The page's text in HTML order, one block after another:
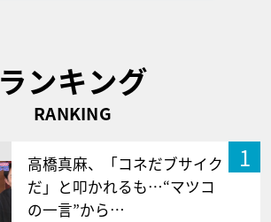
ランキング
RANKING
1
高橋真麻、「コネだブサイク
だ」と叩かれるも…“マツコ
の一言”から…